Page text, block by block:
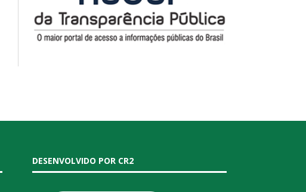
DESENVOLVIDO POR CR2